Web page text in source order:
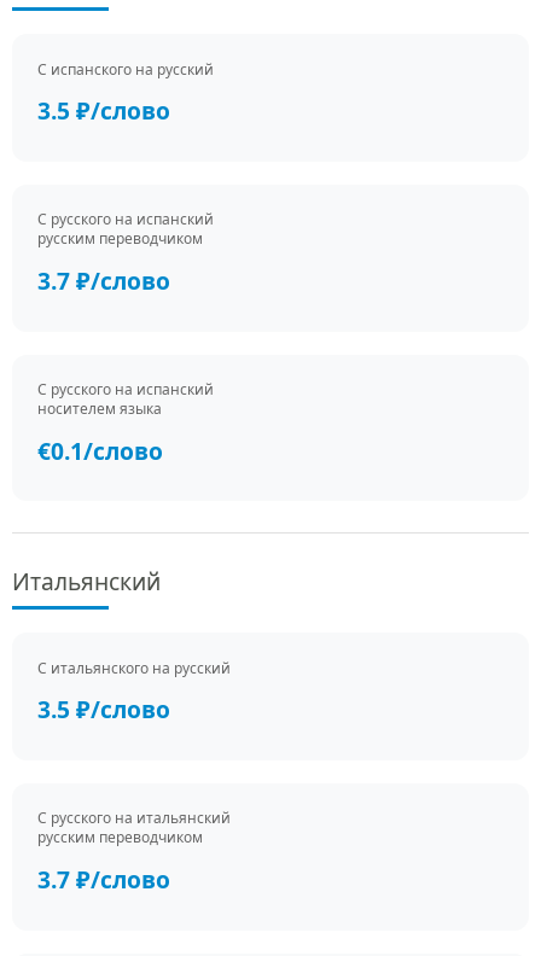
С испанского на русский
3.5 ₽/слово
С русского на испанский
русским переводчиком
3.7 ₽/слово
С русского на испанский
носителем языка
€0.1/слово
Итальянский
С итальянского на русский
3.5 ₽/слово
С русского на итальянский
русским переводчиком
3.7 ₽/слово